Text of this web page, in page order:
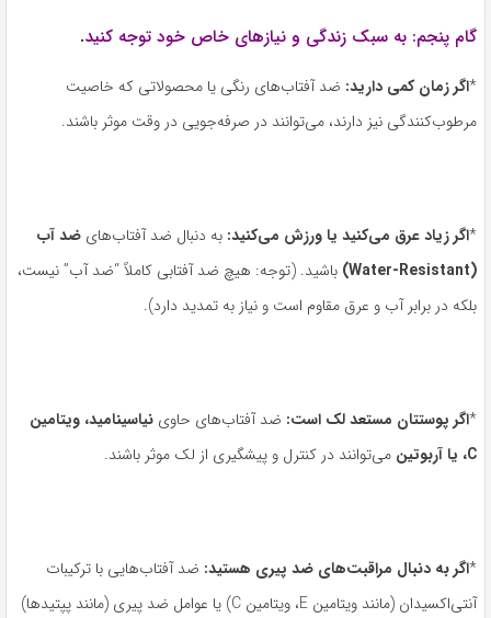
گام پنجم: به سبک زندگی و نیازهای خاص خود توجه کنید.
*اگر زمان کمی دارید: ضد آفتاب‌های رنگی یا محصولاتی که خاصیت
مرطوب‌کنندگی نیز دارند، می‌توانند در صرفه‌جویی در وقت موثر باشند.
*اگر زیاد عرق می‌کنید یا ورزش می‌کنید: به دنبال ضد آفتاب‌های ضد آب
(Water-Resistant)
باشید. (توجه: هیچ ضد آفتابی کاملاً “ضد آب” نیست،
بلکه در برابر آب و عرق مقاوم است و نیاز به تمدید دارد).
*اگر پوستتان مستعد لک است: ضد آفتاب‌های حاوی نیاسینامید، ویتامین
C، یا آربوتین می‌توانند در کنترل و پیشگیری از لک موثر باشند.
*اگر به دنبال مراقبت‌های ضد پیری هستید: ضد آفتاب‌هایی با ترکیبات
آنتی‌اکسیدان (مانند ویتامین E، ویتامین C) یا عوامل ضد پیری (مانند پپتیدها)